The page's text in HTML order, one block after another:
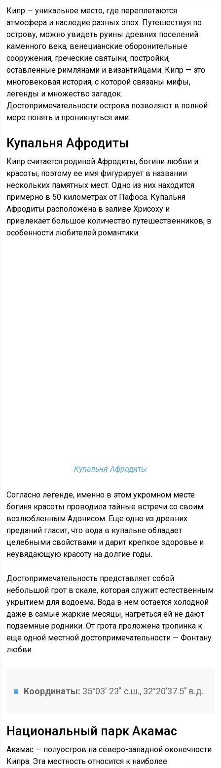
Кипр — уникальное место, где переплетаются
атмосфера и наследие разных эпох. Путешествуя по
острову, можно увидеть руины древних поселений
каменного века, венецианские оборонительные
сооружения, греческие святыни, постройки,
оставленные римлянами и византийцами. Кипр — это
многовековая история, с которой связаны мифы,
легенды и множество загадок.
Достопримечательности острова позволяют в полной
мере понять и проникнуться ими.
Купальня Афродиты
Кипр считается родиной Афродиты, богини любви и
красоты, поэтому ее имя фигурирует в названии
нескольких памятных мест. Одно из них находится
примерно в 50 километрах от Пафоса. Купальня
Афродиты расположена в заливе Хрисоху и
привлекает большое количество путешественников, в
особенности любителей романтики.
Купальня Афродиты
Согласно легенде, именно в этом укромном месте
богиня красоты проводила тайные встречи со своим
возлюбленным Адонисом. Еще одно из древних
преданий гласит, что вода в купальне обладает
целебными свойствами и дарит крепкое здоровье и
неувядающую красоту на долгие годы.
Достопримечательность представляет собой
небольшой грот в скале, которая служит естественным
укрытием для водоема. Вода в нем остается холодной
даже в самые жаркие месяцы, нагреться ей не дают
подземные родники. От грота проложена тропинка к
еще одной местной достопримечательности — Фонтану
любви.
Координаты: 35°03′ 23″ с.ш., 32°20’37.5″ в.д.
Национальный парк Акамас
Акамас — полуостров на северо-западной оконечности
Кипра. Эта местность относится к наиболее